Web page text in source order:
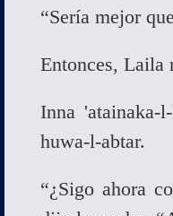
“Sería mejor
Entonces, Laila
Inna 'atainaka-
huwa-l-abtar.
“¿Sigo ahora